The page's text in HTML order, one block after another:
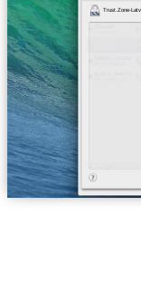
Trust.Zone-